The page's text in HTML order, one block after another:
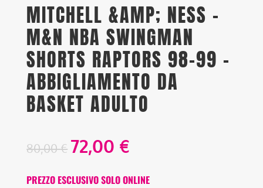
MITCHELL &AMP; NESS –
M&N NBA SWINGMAN
SHORTS RAPTORS 98-99 –
ABBIGLIAMENTO DA
BASKET ADULTO
80,00€ 72,00 €
PREZZO ESCLUSIVO SOLO ONLINE